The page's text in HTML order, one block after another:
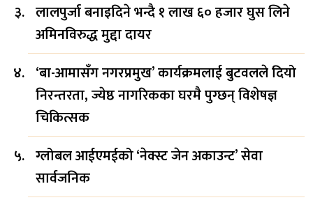
लालपुर्जा बनाइदिने भन्दै १ लाख ६० हजार घुस लिने
अमिनविरुद्ध मुद्दा दायर
‘बा-आमासँग नगरप्रमुख’ कार्यक्रमलाई बुटवलले दियो
निरन्तरता, ज्येष्ठ नागरिकका घरमै पुग्छन् विशेषज्ञ
चिकित्सक
ग्लोबल आईएमईको ‘नेक्स्ट जेन अकाउन्ट’ सेवा
सार्वजनिक